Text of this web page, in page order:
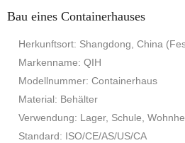
Bau eines Containerhauses
Herkunftsort: Shangdong, China
Markenname: QIH
Modellnummer: Containerhaus
Material: Behälter
Verwendung: Lager, Schule,
Standard: ISO/CE/AS/US/CA